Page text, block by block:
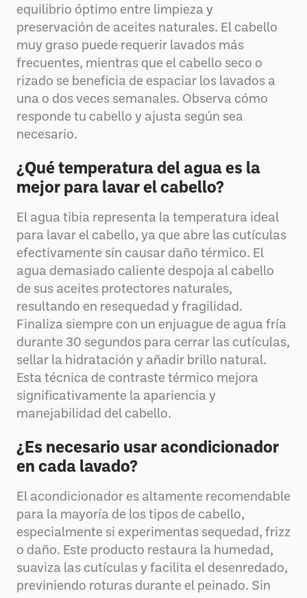
equilibrio óptimo entre limpieza y
preservación de aceites naturales. El cabello
muy graso puede requerir lavados más
frecuentes, mientras que el cabello seco o
rizado se beneficia de espaciar los lavados a
una o dos veces semanales. Observa cómo
responde tu cabello y ajusta según sea
necesario.
¿Qué temperatura del agua es la
mejor para lavar el cabello?
El agua tibia representa la temperatura ideal
para lavar el cabello, ya que abre las cutículas
efectivamente sin causar daño térmico. El
agua demasiado caliente despoja al cabello
de sus aceites protectores naturales,
resultando en resequedad y fragilidad.
Finaliza siempre con un enjuague de agua fría
durante 30 segundos para cerrar las cutículas,
sellar la hidratación y añadir brillo natural.
Esta técnica de contraste térmico mejora
significativamente la apariencia y
manejabilidad del cabello.
¿Es necesario usar acondicionador
en cada lavado?
El acondicionador es altamente recomendable
para la mayoría de los tipos de cabello,
especialmente si experimentas sequedad, frizz
o daño. Este producto restaura la humedad,
suaviza las cutículas y facilita el desenredado,
previniendo roturas durante el peinado. Sin